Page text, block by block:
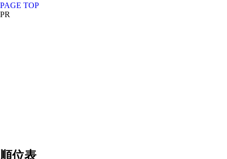
PAGE TOP
PR
順位表